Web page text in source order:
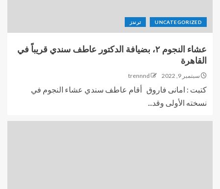
UNCATEGORIZED ترندز
عشاء النجوم ٢، بضيافة الدكتور عاطف سندي قريباً في
القاهرة
سبتمبر 9, 2022 trennnd
كتبت : امانى فاروق أقام عاطف سندي عشاء النجوم في
نسخته الأولى وقد...